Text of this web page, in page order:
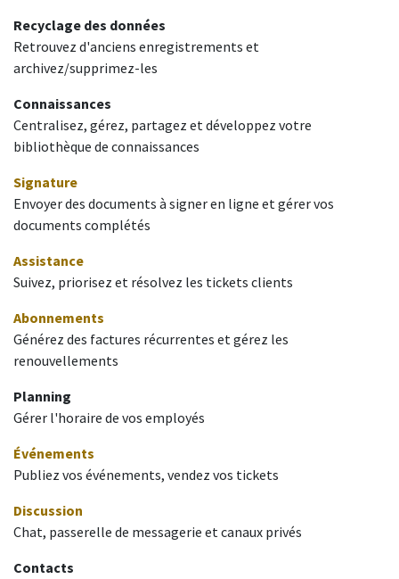
Recyclage des données
Retrouvez d'anciens enregistrements et
archivez/supprimez-les
Connaissances
Centralisez, gérez, partagez et développez votre
bibliothèque de connaissances
Signature
Envoyer des documents à signer en ligne et gérer vos
documents complétés
Assistance
Suivez, priorisez et résolvez les tickets clients
Abonnements
Générez des factures récurrentes et gérez les
renouvellements
Planning
Gérer l'horaire de vos employés
Événements
Publiez vos événements, vendez vos tickets
Discussion
Chat, passerelle de messagerie et canaux privés
Contacts